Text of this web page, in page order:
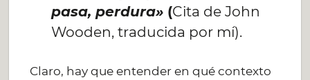
pasa, perdura»(Cita de John
Wooden, traducida por mí).
Claro, hay que entender en qué contexto